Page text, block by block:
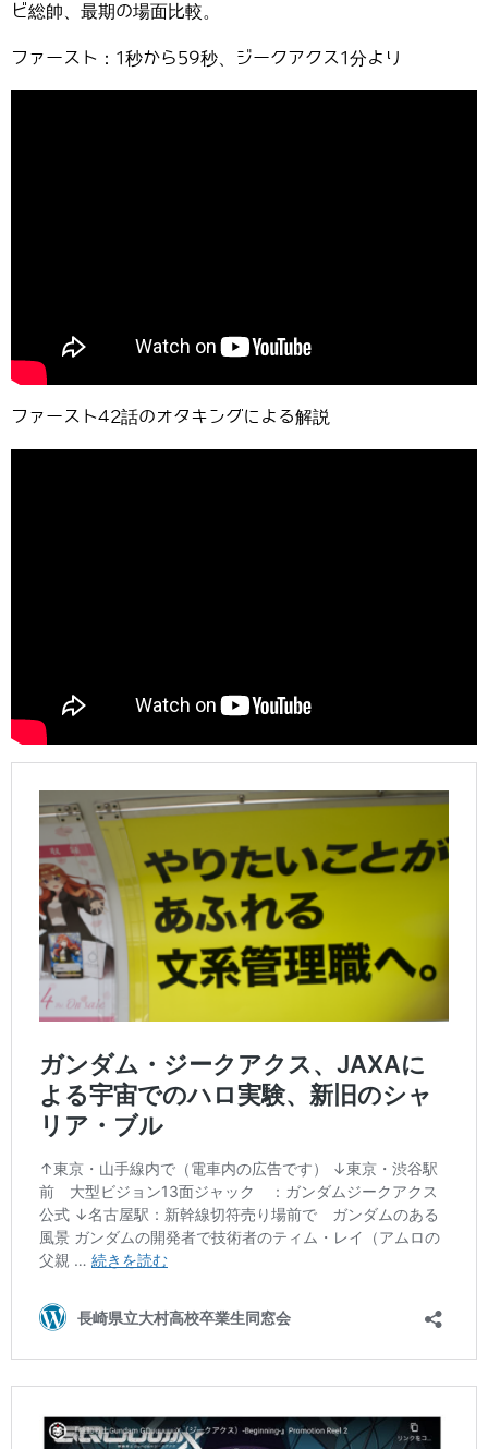
ビ総帥、最期の場面比較。
ファースト：1秒から59秒、ジークアクス1分より
ファースト42話のオタキングによる解説